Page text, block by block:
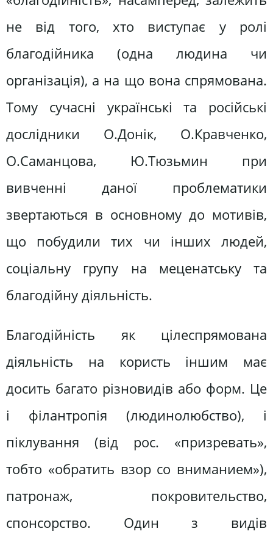
не від того, хто виступає у ролі
благодійника (одна людина чи
організація), а на що вона спрямована.
Тому сучасні українські та російські
дослідники О.Донік, О.Кравченко,
О.Саманцова, Ю.Тюзьмин при
вивченні даної проблематики
звертаються в основному до мотивів,
що побудили тих чи інших людей,
соціальну групу на меценатську та
благодійну діяльність.
Благодійність як цілеспрямована
діяльність на користь іншим має
досить багато різновидів або форм. Це
і філантропія (людинолюбство), і
піклування (від рос. «призревать»,
тобто «обратить взор со вниманием»),
патронаж, покровительство,
спонсорство. Один з видів